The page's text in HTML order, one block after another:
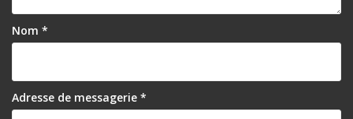
Nom *
Adresse de messagerie *